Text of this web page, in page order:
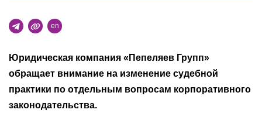
en
Юридическая компания «Пепеляев Групп»
обращает внимание на изменение судебной
практики по отдельным вопросам корпоративного
законодательства.